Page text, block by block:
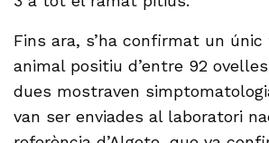
Fins ara, s’ha confirmat un
animal positiu d’entre 92
dues mostraven
van ser enviades al laboratori